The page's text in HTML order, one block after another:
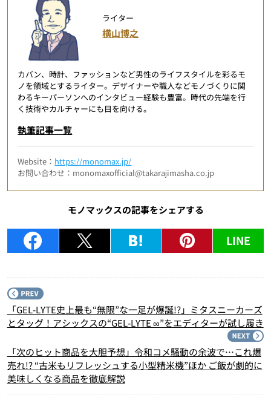
ライター
横山博之
カバン、時計、ファッションなど男性のライフスタイルを彩るモ
ノを領域とするライター。デザイナーや職人などモノづくりに関
わるキーパーソンへのインタビュー経験も豊富。時代の先端を行
く技術やカルチャーにも目を向ける。
執筆記事一覧
Website： https://monomax.jp/
お問い合わせ：monomaxofficial@takarajimasha.co.jp
モノマックスの記事をシェアする
LINE
「GEL-LYTE史上最も“無限”な一足が爆誕!?」ミタスニーカーズ
とタッグ！アシックスの“GEL-LYTE ∞”をエディターが試し履き
「次のヒット商品を大胆予想」令和コメ騒動の余波で…これ爆
売れ!? “古米もリフレッシュする小型精米機”ほか ご飯が劇的に
美味しくなる商品を徹底解説